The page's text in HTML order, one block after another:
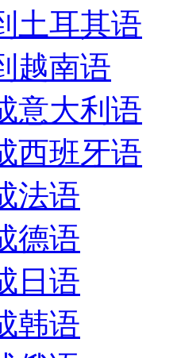
土耳其语
越南语
意大利语
西班牙语
法语
德语
日语
韩语